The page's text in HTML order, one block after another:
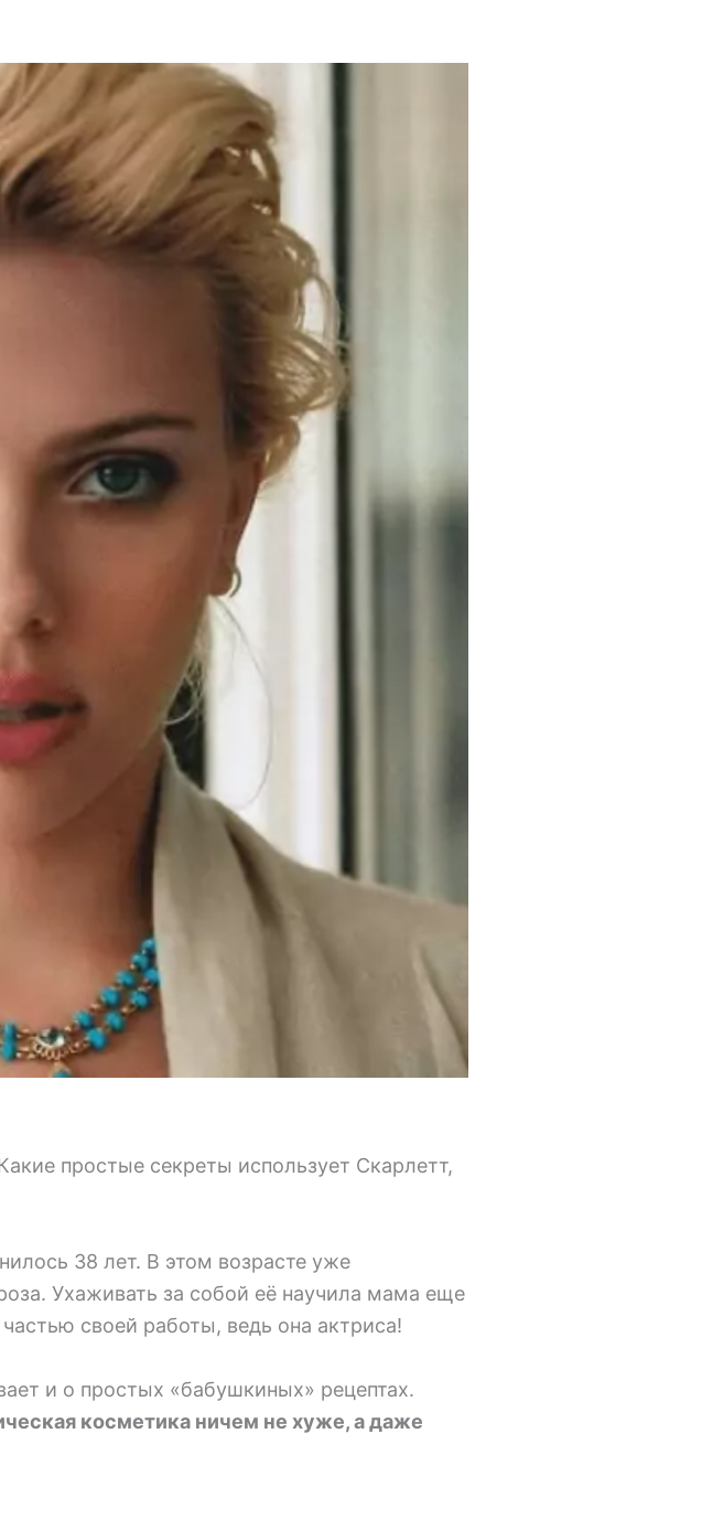
простые секреты использует Скарлетт,
38 лет. В этом возрасте уже
Ухаживать за собой её научила мама еще
своей работы, ведь она актриса!
и о простых «бабушкиных» рецептах.
косметика ничем не хуже, а даже